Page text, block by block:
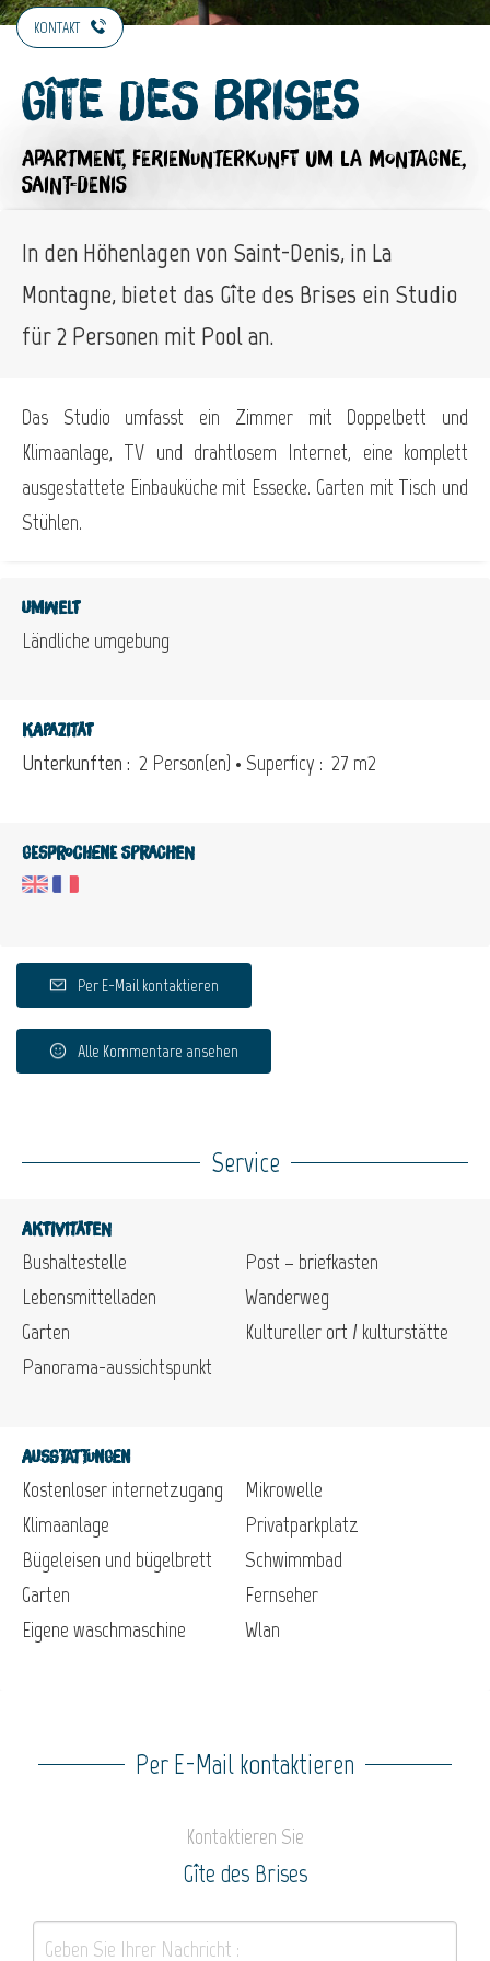
KONTAKT
Gîte des Brises
APARTMENT, FERIENUNTERKUNFT UM LA MONTAGNE,
SAINT-DENIS
In den Höhenlagen von Saint-Denis, in La
Montagne, bietet das Gîte des Brises ein Studio
für 2 Personen mit Pool an.
Das Studio umfasst ein Zimmer mit Doppelbett und
Klimaanlage, TV und drahtlosem Internet, eine komplett
ausgestattete Einbauküche mit Essecke. Garten mit Tisch und
Stühlen.
Umwelt
Ländliche umgebung
Kapazität
Unterkunften : 2 Person(en) • Superficy : 27 m2
Gesprochene Sprachen
Per E-Mail kontaktieren
Alle Kommentare ansehen
Service
Aktivitäten
Bushaltestelle
Lebensmittelladen
Garten
Panorama-aussichtspunkt
Post – briefkasten
Wanderweg
Kultureller ort / kulturstätte
Ausstattungen
Kostenloser internetzugang
Klimaanlage
Bügeleisen und bügelbrett
Garten
Eigene waschmaschine
Mikrowelle
Privatparkplatz
Schwimmbad
Fernseher
Wlan
Per E-Mail kontaktieren
Kontaktieren Sie
Gîte des Brises